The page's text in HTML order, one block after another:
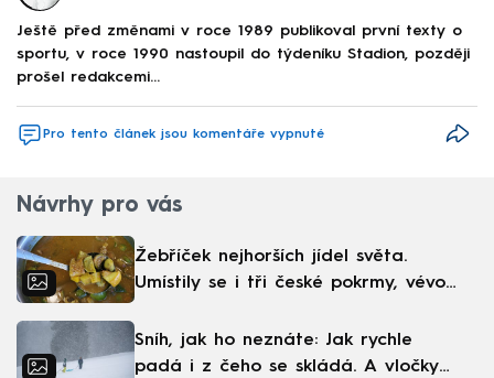
Ještě před změnami v roce 1989 publikoval první texty o
sportu, v roce 1990 nastoupil do týdeníku Stadion, později
prošel redakcemi...
Pro tento článek jsou komentáře vypnuté
Návrhy pro vás
Žebříček nejhorších jídel světa.
Umístily se i tři české pokrmy, vévodí
Sníh, jak ho neznáte: Jak rychle
padá i z čeho se skládá. A vločky